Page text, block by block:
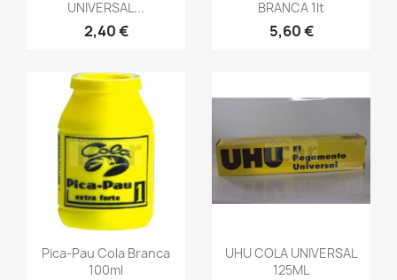
UNIVERSAL...
2,40 €
BRANCA 1lt
5,60 €
Pica-Pau Cola Branca
100ml
UHU COLA UNIVERSAL
125ML